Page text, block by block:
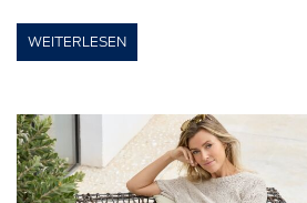
WEITERLESEN